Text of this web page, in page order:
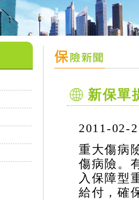
新保單
2011-02-
重大傷病
傷病險。
入保障型
給付，確